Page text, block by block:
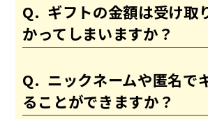
ギフトの金額は受け取
かってしまいますか？
ニックネームや匿名で
ることができますか？